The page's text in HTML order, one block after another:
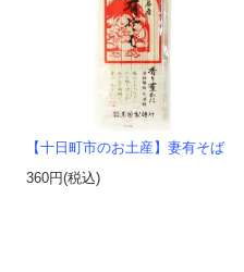
【十日町市のお土産】妻有そば
360円(税込)